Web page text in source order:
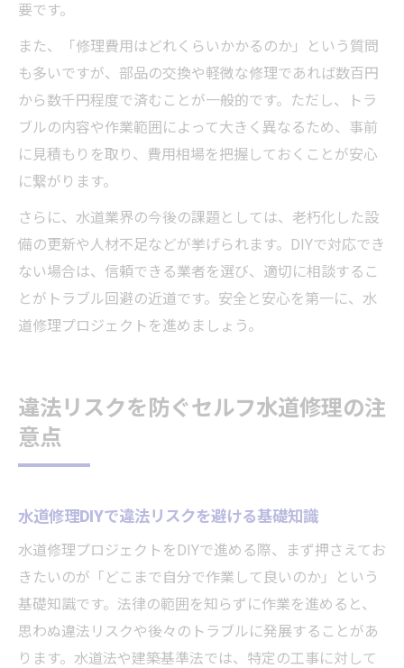
要です。
また、「修理費用はどれくらいかかるのか」という質問
も多いですが、部品の交換や軽微な修理であれば数百円
から数千円程度で済むことが一般的です。ただし、トラ
ブルの内容や作業範囲によって大きく異なるため、事前
に見積もりを取り、費用相場を把握しておくことが安心
に繋がります。
さらに、水道業界の今後の課題としては、老朽化した設
備の更新や人材不足などが挙げられます。DIYで対応でき
ない場合は、信頼できる業者を選び、適切に相談するこ
とがトラブル回避の近道です。安全と安心を第一に、水
道修理プロジェクトを進めましょう。
違法リスクを防ぐセルフ水道修理の注
意点
水道修理DIYで違法リスクを避ける基礎知識
水道修理プロジェクトをDIYで進める際、まず押さえてお
きたいのが「どこまで自分で作業して良いのか」という
基礎知識です。法律の範囲を知らずに作業を進めると、
思わぬ違法リスクや後々のトラブルに発展することがあ
ります。水道法や建築基準法では、特定の工事に対して